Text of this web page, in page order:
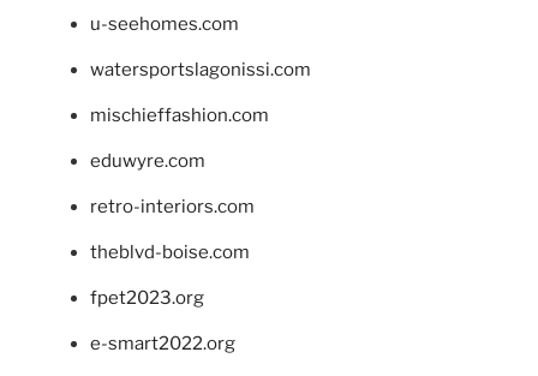
u-seehomes.com
watersportslagonissi.com
mischieffashion.com
eduwyre.com
retro-interiors.com
theblvd-boise.com
fpet2023.org
e-smart2022.org